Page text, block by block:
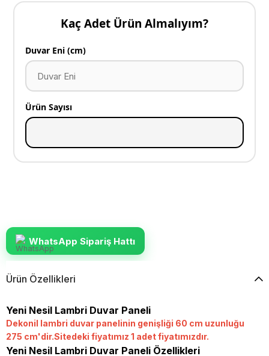
Kaç Adet Ürün Almalıyım?
Duvar Eni (cm)
Ürün Sayısı
WhatsApp Sipariş Hattı
Ürün Özellikleri
Yeni Nesil Lambri Duvar Paneli
Dekonil lambri duvar panelinin genişliği 60 cm uzunluğu
275 cm'dir.Sitedeki fiyatımız 1 adet fiyatımızdır.
Yeni Nesil Lambri Duvar Paneli Özellikleri